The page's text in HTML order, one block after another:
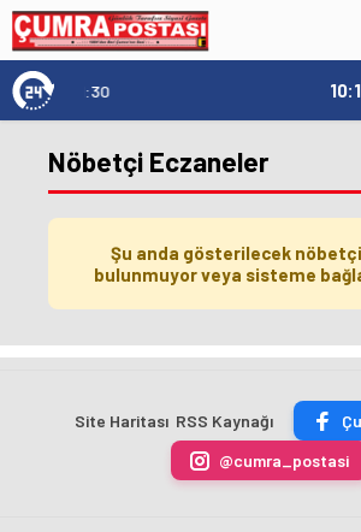
Test Baslik
Nöbetçi Eczaneler
Şu anda gösterilecek
bulunmuyor veya sisteme
Site Haritası RSS Kaynağı
@cumra_postasi